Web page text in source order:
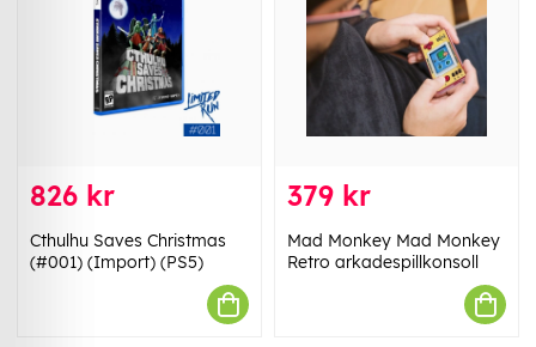
826 kr
Cthulhu Saves Christmas
(#001) (Import) (PS5)
379 kr
Mad Monkey Mad Monkey
Retro arkadespillkonsoll